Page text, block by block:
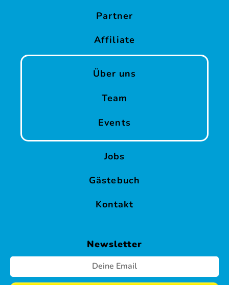
Partner
Affiliate
Über uns
Team
Events
Jobs
Gästebuch
Kontakt
Newsletter